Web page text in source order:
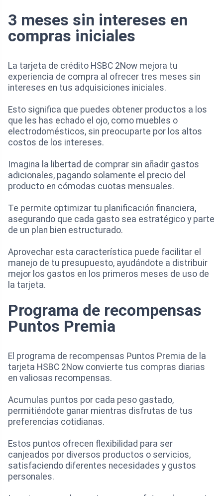
3 meses sin intereses en
compras iniciales
La tarjeta de crédito HSBC 2Now mejora tu
experiencia de compra al ofrecer tres meses sin
intereses en tus adquisiciones iniciales.
Esto significa que puedes obtener productos a los
que les has echado el ojo, como muebles o
electrodomésticos, sin preocuparte por los altos
costos de los intereses.
Imagina la libertad de comprar sin añadir gastos
adicionales, pagando solamente el precio del
producto en cómodas cuotas mensuales.
Te permite optimizar tu planificación financiera,
asegurando que cada gasto sea estratégico y parte
de un plan bien estructurado.
Aprovechar esta característica puede facilitar el
manejo de tu presupuesto, ayudándote a distribuir
mejor los gastos en los primeros meses de uso de
la tarjeta.
Programa de recompensas
Puntos Premia
El programa de recompensas Puntos Premia de la
tarjeta HSBC 2Now convierte tus compras diarias
en valiosas recompensas.
Acumulas puntos por cada peso gastado,
permitiéndote ganar mientras disfrutas de tus
preferencias cotidianas.
Estos puntos ofrecen flexibilidad para ser
canjeados por diversos productos o servicios,
satisfaciendo diferentes necesidades y gustos
personales.